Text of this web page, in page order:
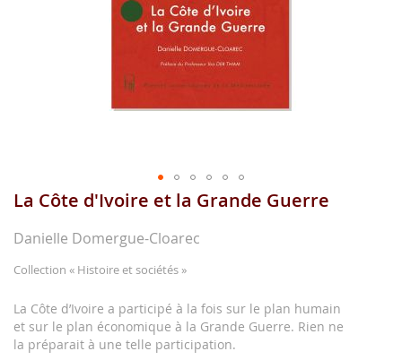
Aller
début
la
d'image
La Côte d'Ivoire et la Grande Guerre
Danielle Domergue-Cloarec
Collection « Histoire et sociétés »
La Côte d’Ivoire a participé à la fois sur le plan humain
et sur le plan économique à la Grande Guerre. Rien ne
la préparait à une telle participation.